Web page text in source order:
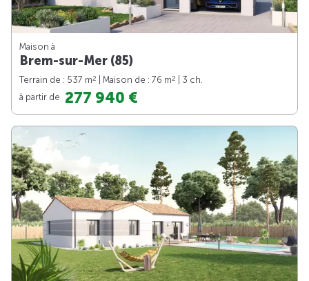
Maison à
Brem-sur-Mer (85)
Terrain de : 537 m2 | Maison de : 76 m2
| 3 ch.
à partir de 277 940 €